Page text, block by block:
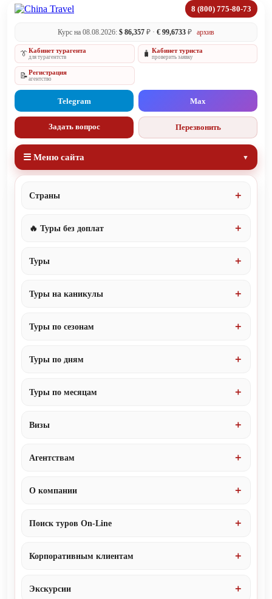
8 (800) 775-80-73
Курс на 08.08.2026: $ 86,357 ₽ · € 99,6733 ₽ архив
👔Кабинет турагента
для турагентств 🧳 Кабинет туриста
проверить заявку
📝Регистрация
агентство
Telegram Max
Задать вопрос Перезвонить
☰ Меню сайта
Страны
🔥 Туры без доплат
Туры
Туры на каникулы
Туры по сезонам
Туры по дням
Туры по месяцам
Визы
Агентствам
О компании
Поиск туров On-Line
Корпоративным клиентам
Экскурсии